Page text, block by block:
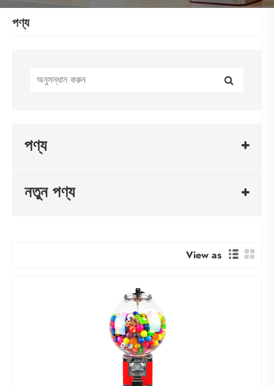
পণ্য
পণ্য
নতুন পণ্য
View as